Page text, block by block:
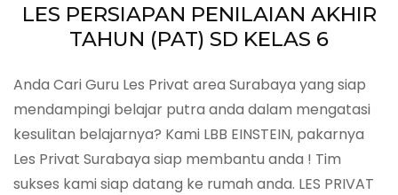
LES PERSIAPAN PENILAIAN AKHIR
TAHUN (PAT) SD KELAS 6
Anda Cari Guru Les Privat area Surabaya yang siap
mendampingi belajar putra anda dalam mengatasi
kesulitan belajarnya? Kami LBB EINSTEIN, pakarnya
Les Privat Surabaya siap membantu anda ! Tim
sukses kami siap datang ke rumah anda. LES PRIVAT